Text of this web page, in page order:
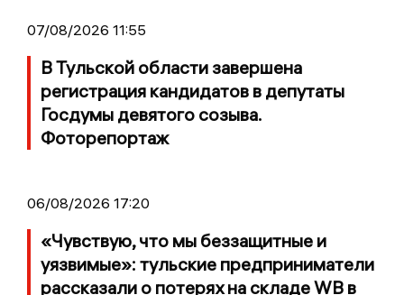
07/08/2026 11:55
В Тульской области завершена
регистрация кандидатов в депутаты
Госдумы девятого созыва.
Фоторепортаж
06/08/2026 17:20
«Чувствую, что мы беззащитные и
уязвимые»: тульские предприниматели
рассказали о потерях на складе WB в